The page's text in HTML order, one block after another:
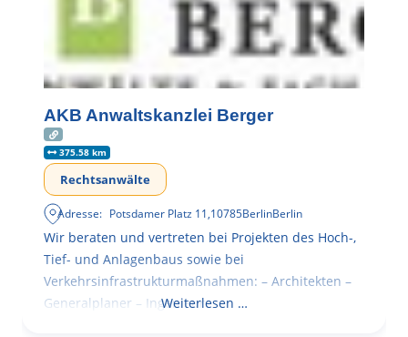
AKB Anwaltskanzlei Berger
375.58 km
Rechtsanwälte
Adresse: Potsdamer Platz 11,10785BerlinBerlin
Wir beraten und vertreten bei Projekten des Hoch-,
Tief- und Anlagenbaus sowie bei
Verkehrsinfrastrukturmaßnahmen: – Architekten –
Generalplaner – Ingenieure
Weiterlesen …